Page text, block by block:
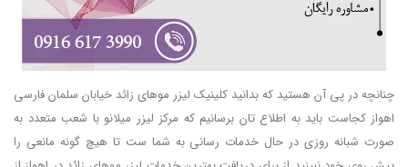
چنانچه در پی آن هستید که بدانید کلینیک لیزر موهای زائد خیابان سلمان فارسی
اهواز کجاست باید به اطلاع تان برسانیم که مرکز لیزر میلانو با شعب متعدد به
صورت شبانه روزی در حال خدمات رسانی به شما ست تا هیچ گونه مانعی را